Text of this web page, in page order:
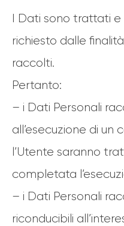
I Dati sono trattati
richiesto dalle
raccolti.
Pertanto:
– i Dati Personali
all’esecuzione di
l’Utente saranno
completata
– i Dati Personali
riconducibili